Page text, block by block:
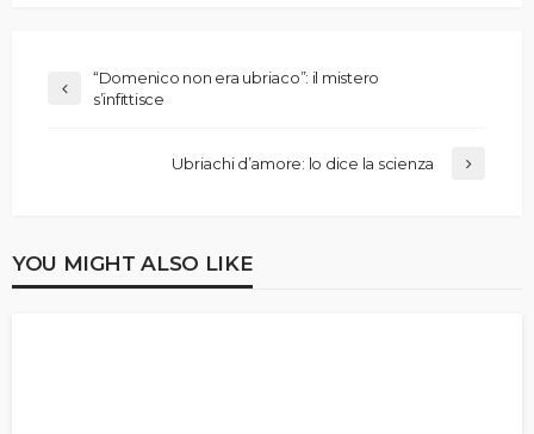
“Domenico non era ubriaco”: il mistero
s’infittisce
Ubriachi d’amore: lo dice la scienza
YOU MIGHT ALSO LIKE